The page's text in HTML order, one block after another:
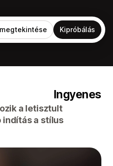
Kipróbálás
Ingyenes
a letisztult
indítás a stílus